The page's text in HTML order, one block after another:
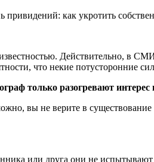
Действительно, в
что некие потусторонние
только разогревают
вы не верите в
или друга они не испытывают